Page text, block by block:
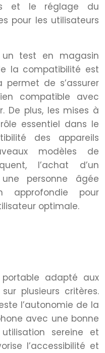
et le réglage du
pour les utilisateurs
un test en magasin
la compatibilité est
de s’assurer
compatible avec
De plus, les mises à
essentiel dans le
des appareils
modèles de
l’achat d’un
personne âgée
approfondie pour
optimale.
portable adapté aux
plusieurs critères.
l’autonomie de la
avec une bonne
sereine et
l’accessibilité et